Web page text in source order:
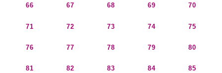
66 67 68 69 70
71 72 73 74 75
76 77 78 79 80
81 82 83 84 85